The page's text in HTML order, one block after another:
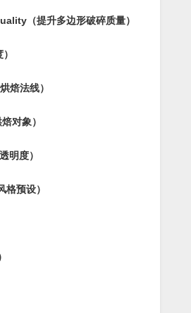
（提升多边形破碎质量）
焙法线）
焙对象）
明度）
预设）